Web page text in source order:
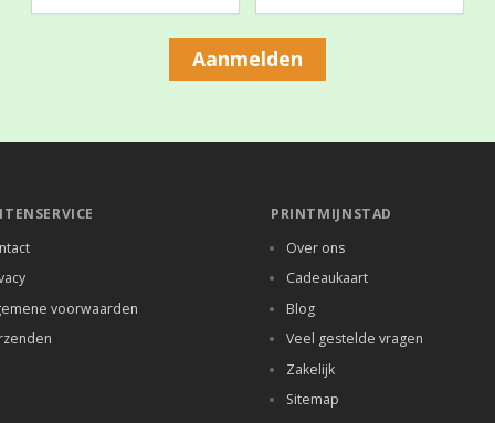
Aanmelden
voorwaarden
PRINTMIJNSTAD
Over ons
Cadeaukaart
Blog
Veel gestelde vragen
Zakelijk
Sitemap